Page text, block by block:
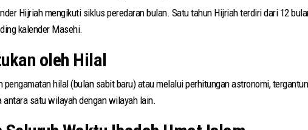
Hijriah mengikuti siklus peredaran bulan. Satu tahun Hijriah terdiri dari 12
kalender Masehi.
oleh Hilal
hilal (bulan sabit baru) atau melalui perhitungan astronomi,
satu wilayah dengan wilayah lain.